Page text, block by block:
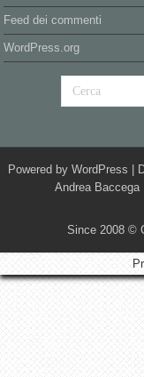
Feed dei commenti
WordPress.org
Powered by WordPress |
Andrea
Since 2008 ©